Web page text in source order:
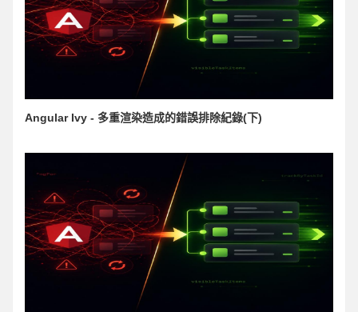
Angular Ivy - 多重渲染造成的錯誤排除紀錄(下)